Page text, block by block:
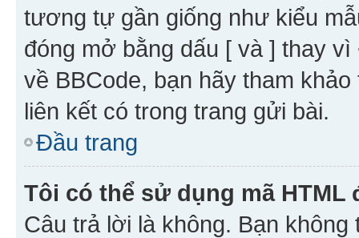
tương tự gần giống như kiểu
đóng mở bằng dấu [ và ] thay
về BBCode, bạn hãy tham
liên kết có trong trang gửi bài.
Đầu trang
Tôi có thể sử dụng mã
Câu trả lời là không. Bạn